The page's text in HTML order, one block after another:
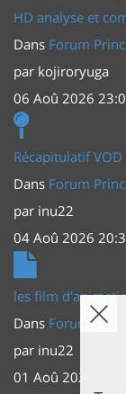
HD analyse et
Dans Forum
par kojiroryuga
06 Aoû 2026
Récapitulatif
Dans Forum
par inu22
04 Aoû 2026
les film
Dans Forum
par inu22
01 Aoû 2026 20:56